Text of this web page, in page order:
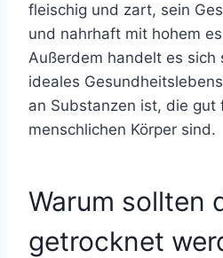
fleischig und zart, sein
und nahrhaft mit hohem
Außerdem handelt es sich
ideales
an Substanzen ist, die gut
menschlichen Körper sind.
Warum sollten
getrocknet